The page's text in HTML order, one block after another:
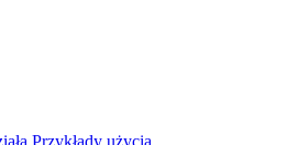
Przykłady użycia